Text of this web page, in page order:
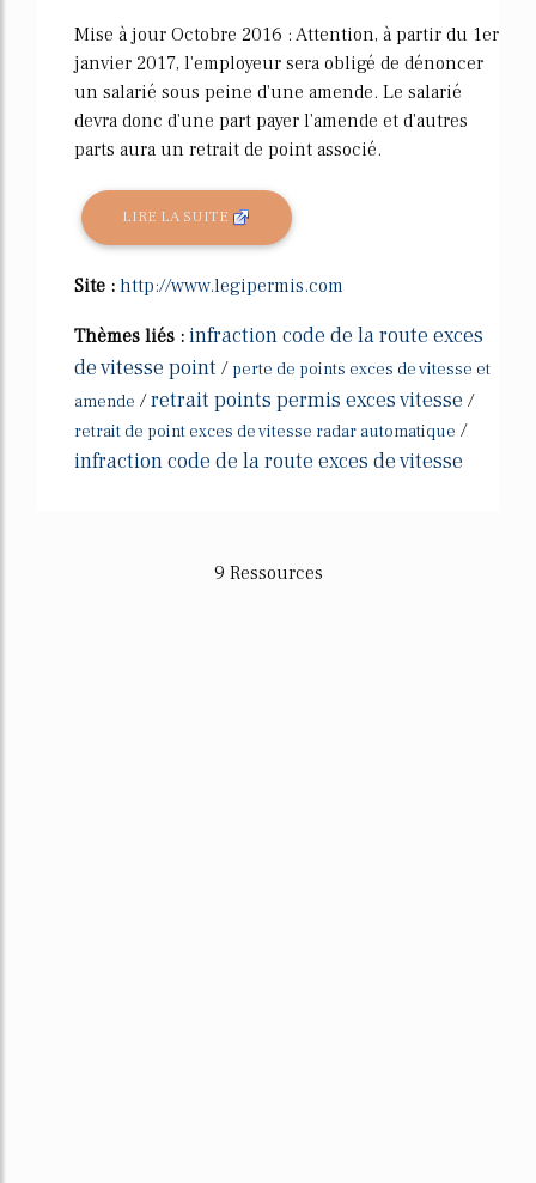
Mise à jour Octobre 2016 : Attention, à partir du 1er
janvier 2017, l'employeur sera obligé de dénoncer
un salarié sous peine d'une amende. Le salarié
devra donc d'une part payer l'amende et d'autres
parts aura un retrait de point associé.
LIRE LA SUITE
Site : http://www.legipermis.com
Thèmes liés : infraction code de la route exces
de vitesse point / perte de points exces de vitesse et
amende /retrait points permis exces vitesse /
retrait de point exces de vitesse radar automatique /
infraction code de la route exces de vitesse
9 Ressources